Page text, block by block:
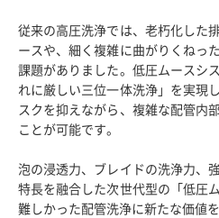
従来の高圧洗浄では、老朽化した
ースや、細く複雑に曲がりくねっ
課題がありました。低圧ムースシ
れに厳しい三位一体洗浄」を実現
スクを抑えながら、複雑な配管内
ことが可能です。
泡の浸透力、ブレイドの洗浄力、
特長を融合した次世代型の「低圧
難しかった配管洗浄に新たな価値を